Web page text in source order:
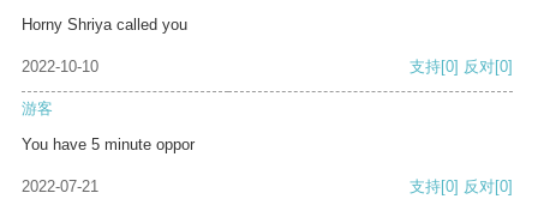
Horny Shriya called you
2022-10-10 支持[0] 反对[0]
游客
You have 5 minute oppor
2022-07-21 支持[0] 反对[0]